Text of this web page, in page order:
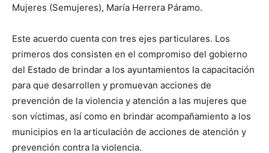
Mujeres (Semujeres), María Herrera Páramo.
Este acuerdo cuenta con tres ejes particulares. Los
primeros dos consisten en el compromiso del gobierno
del Estado de brindar a los ayuntamientos la capacitación
para que desarrollen y promuevan acciones de
prevención de la violencia y atención a las mujeres que
son víctimas, así como en brindar acompañamiento a los
municipios en la articulación de acciones de atención y
prevención contra la violencia.